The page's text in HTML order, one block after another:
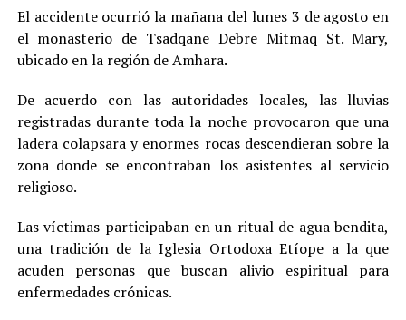
El accidente ocurrió la mañana del lunes 3 de agosto en
el monasterio de Tsadqane Debre Mitmaq St. Mary,
ubicado en la región de Amhara.
De acuerdo con las autoridades locales, las lluvias
registradas durante toda la noche provocaron que una
ladera colapsara y enormes rocas descendieran sobre la
zona donde se encontraban los asistentes al servicio
religioso.
Las víctimas participaban en un ritual de agua bendita,
una tradición de la Iglesia Ortodoxa Etíope a la que
acuden personas que buscan alivio espiritual para
enfermedades crónicas.